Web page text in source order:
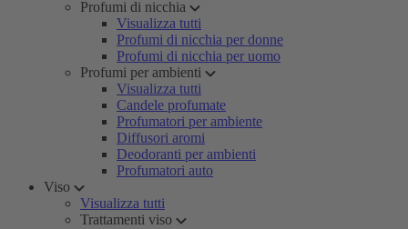
Profumi di nicchia
Visualizza tutti
Profumi di nicchia per donne
Profumi di nicchia per uomo
Profumi per ambienti
Visualizza tutti
Candele profumate
Profumatori per ambiente
Diffusori aromi
Deodoranti per ambienti
Profumatori auto
Viso
Visualizza tutti
Trattamenti viso